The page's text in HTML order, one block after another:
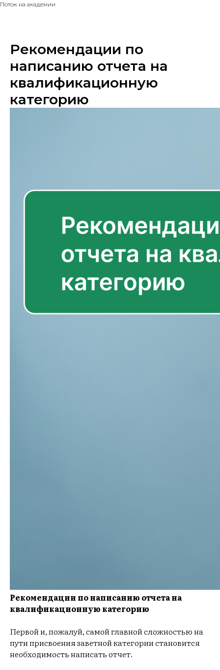
Поток на академии
Рекомендации по
написанию отчета на
квалификационную
категорию
Рекомендации по написанию отчета на
квалификационную категорию
Первой и, пожалуй, самой главной сложностью на
пути присвоения заветной категории становится
необходимость написать отчет.